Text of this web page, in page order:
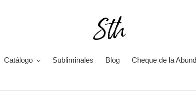
Catálogo Subliminales Blog Cheque de la